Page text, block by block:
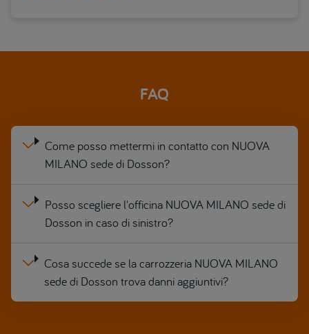
FAQ
Come posso mettermi in contatto con NUOVA
MILANO sede di Dosson?
Posso scegliere l'officina NUOVA MILANO sede di
Dosson in caso di sinistro?
Cosa succede se la carrozzeria NUOVA MILANO
sede di Dosson trova danni aggiuntivi?